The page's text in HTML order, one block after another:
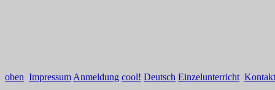
oben Impressum Anmeldung cool! Deutsch Einzelunterricht Kontakt